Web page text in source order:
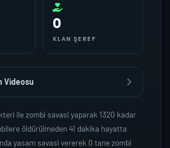
0
KLAN ŞEREF
Videosu
ile zombi savasi yaparak 1320 kadar
öldürülmeden 41 dakika hayatta
yasam savasi vererek 0 tane zombi